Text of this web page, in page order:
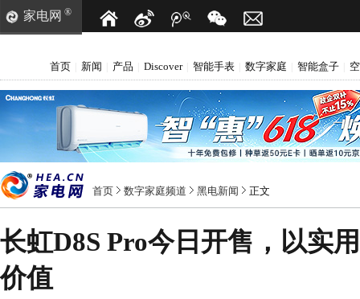
家电网 ®
首页 新闻 产品 Discover 智能手表 数字家庭 智能盒子
首页 数字家庭频道 黑电新闻 正文
长虹D8S Pro今日开售，以实
价值